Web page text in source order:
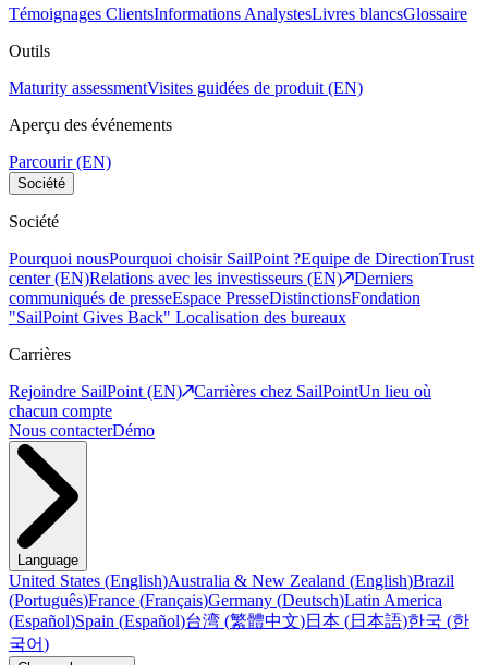
Témoignages ClientsInformations AnalystesLivres blancsGlossaire
Outils
Maturity assessmentVisites guidées de produit (EN)
Aperçu des événements
Parcourir (EN)
Société
Société
Pourquoi nousPourquoi choisir SailPoint ?Equipe de DirectionTrust
center (EN)Relations avec les investisseurs (EN)
Derniers
communiqués de presseEspace PresseDistinctionsFondation
"SailPoint Gives Back" Localisation des bureaux
Carrières
Rejoindre SailPoint (EN)
Carrières chez SailPointUn lieu où
chacun compte
Nous contacterDémo
Language
United States (English)Australia & New Zealand (English)Brazil
(Português)France (Français)Germany (Deutsch)Latin America
(Español)Spain (Español)台湾 (繁體中文)日本 (日本語)한국 (한
국어)